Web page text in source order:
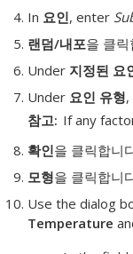
In 요인, enter
랜덤/내포을 클릭
Under 지정된 요
Under 요인 유형
참고 If any
확인을 클릭합니
모형을 클릭합니
Use the dialog
Temperature